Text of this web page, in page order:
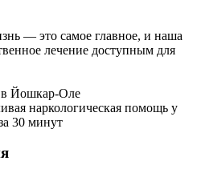
— это самое главное, и наша
лечение доступным для
в Йошкар-Оле
наркологическая помощь у
30 минут